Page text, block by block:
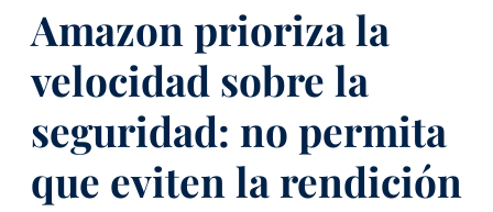
Amazon prioriza la
velocidad sobre la
seguridad: no permita
que eviten la rendición